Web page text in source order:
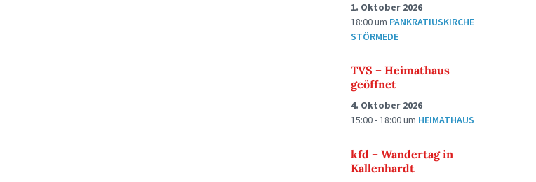
1. Oktober 2026
18:00um PANKRATIUSKIRCHE
STÖRMEDE
TVS – Heimathaus
geöffnet
4. Oktober 2026
15:00 - 18:00um HEIMATHAUS
kfd – Wandertag in
Kallenhardt